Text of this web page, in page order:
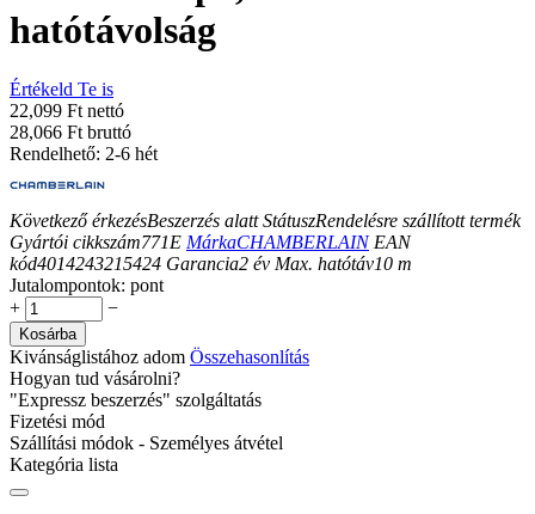
hatótávolság
Értékeld Te is
22,099 Ft nettó
28,066 Ft bruttó
Rendelhető: 2-6 hét
Következő érkezésBeszerzés alatt StátuszRendelésre szállított termék
Gyártói cikkszám771E MárkaCHAMBERLAIN EAN
kód4014243215424 Garancia2 év Max. hatótáv10 m
Jutalompontok: pont
+
−
Kosárba
Kivánságlistához adom Összehasonlítás
Hogyan tud vásárolni?
"Expressz beszerzés" szolgáltatás
Fizetési mód
Szállítási módok - Személyes átvétel
Kategória lista